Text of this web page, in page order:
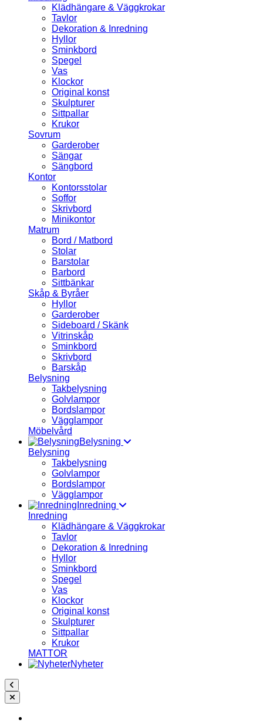
Klädhängare & Väggkrokar
Tavlor
Dekoration & Inredning
Hyllor
Sminkbord
Spegel
Vas
Klockor
Original konst
Skulpturer
Sittpallar
Krukor
Sovrum
Garderober
Sängar
Sängbord
Kontor
Kontorsstolar
Soffor
Skrivbord
Minikontor
Matrum
Bord / Matbord
Stolar
Barstolar
Barbord
Sittbänkar
Skåp & Byråer
Hyllor
Garderober
Sideboard / Skänk
Vitrinskåp
Sminkbord
Skrivbord
Barskåp
Belysning
Takbelysning
Golvlampor
Bordslampor
Vägglampor
Möbelvård
Belysning
Belysning
Takbelysning
Golvlampor
Bordslampor
Vägglampor
Inredning
Inredning
Klädhängare & Väggkrokar
Tavlor
Dekoration & Inredning
Hyllor
Sminkbord
Spegel
Vas
Klockor
Original konst
Skulpturer
Sittpallar
Krukor
MATTOR
Nyheter